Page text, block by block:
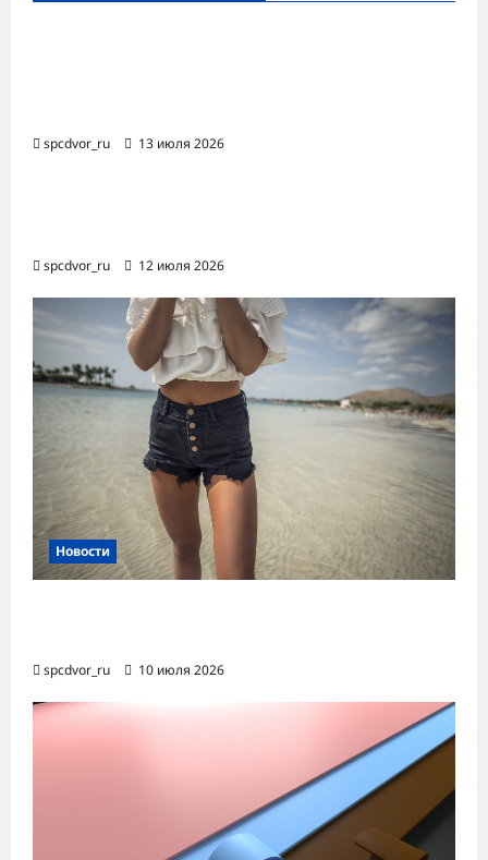
spcdvor_ru 13 июля 2026
spcdvor_ru 12 июля 2026
Новости
spcdvor_ru 10 июля 2026